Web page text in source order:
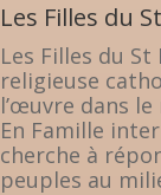
Les Filles du
Les Filles du
religieuse
l’œuvre dans le
En Famille
cherche à
peuples au